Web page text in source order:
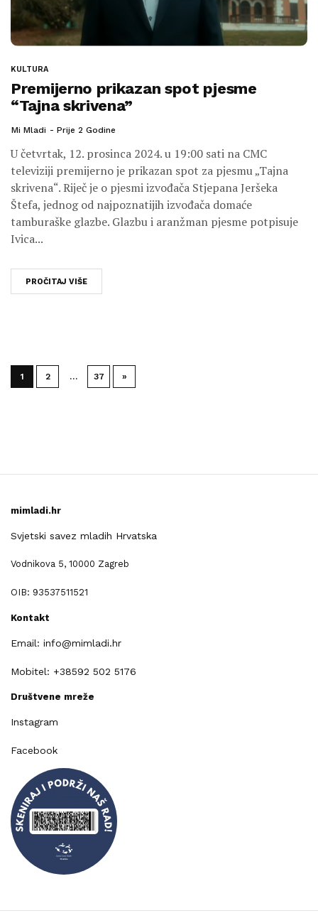
KULTURA
Premijerno prikazan spot pjesme
“Tajna skrivena”
Mi Mladi Prije 2 Godine
U četvrtak, 12. prosinca 2024. u 19:00 sati na CMC
televiziji premijerno je prikazan spot za pjesmu „Tajna
skrivena“. Riječ je o pjesmi izvođača Stjepana Jeršeka
Štefa, jednog od najpoznatijih izvođača domaće
tamburaške glazbe. Glazbu i aranžman pjesme potpisuje
Ivica...
PROČITAJ VIŠE
1 2 … 37 »
mimladi.hr
Svjetski savez mladih Hrvatska
Vodnikova 5, 10000 Zagreb
OIB: 93537511521
Kontakt
Email: info@mimladi.hr
Mobitel: +38592 502 5176
Društvene mreže
Instagram
Facebook